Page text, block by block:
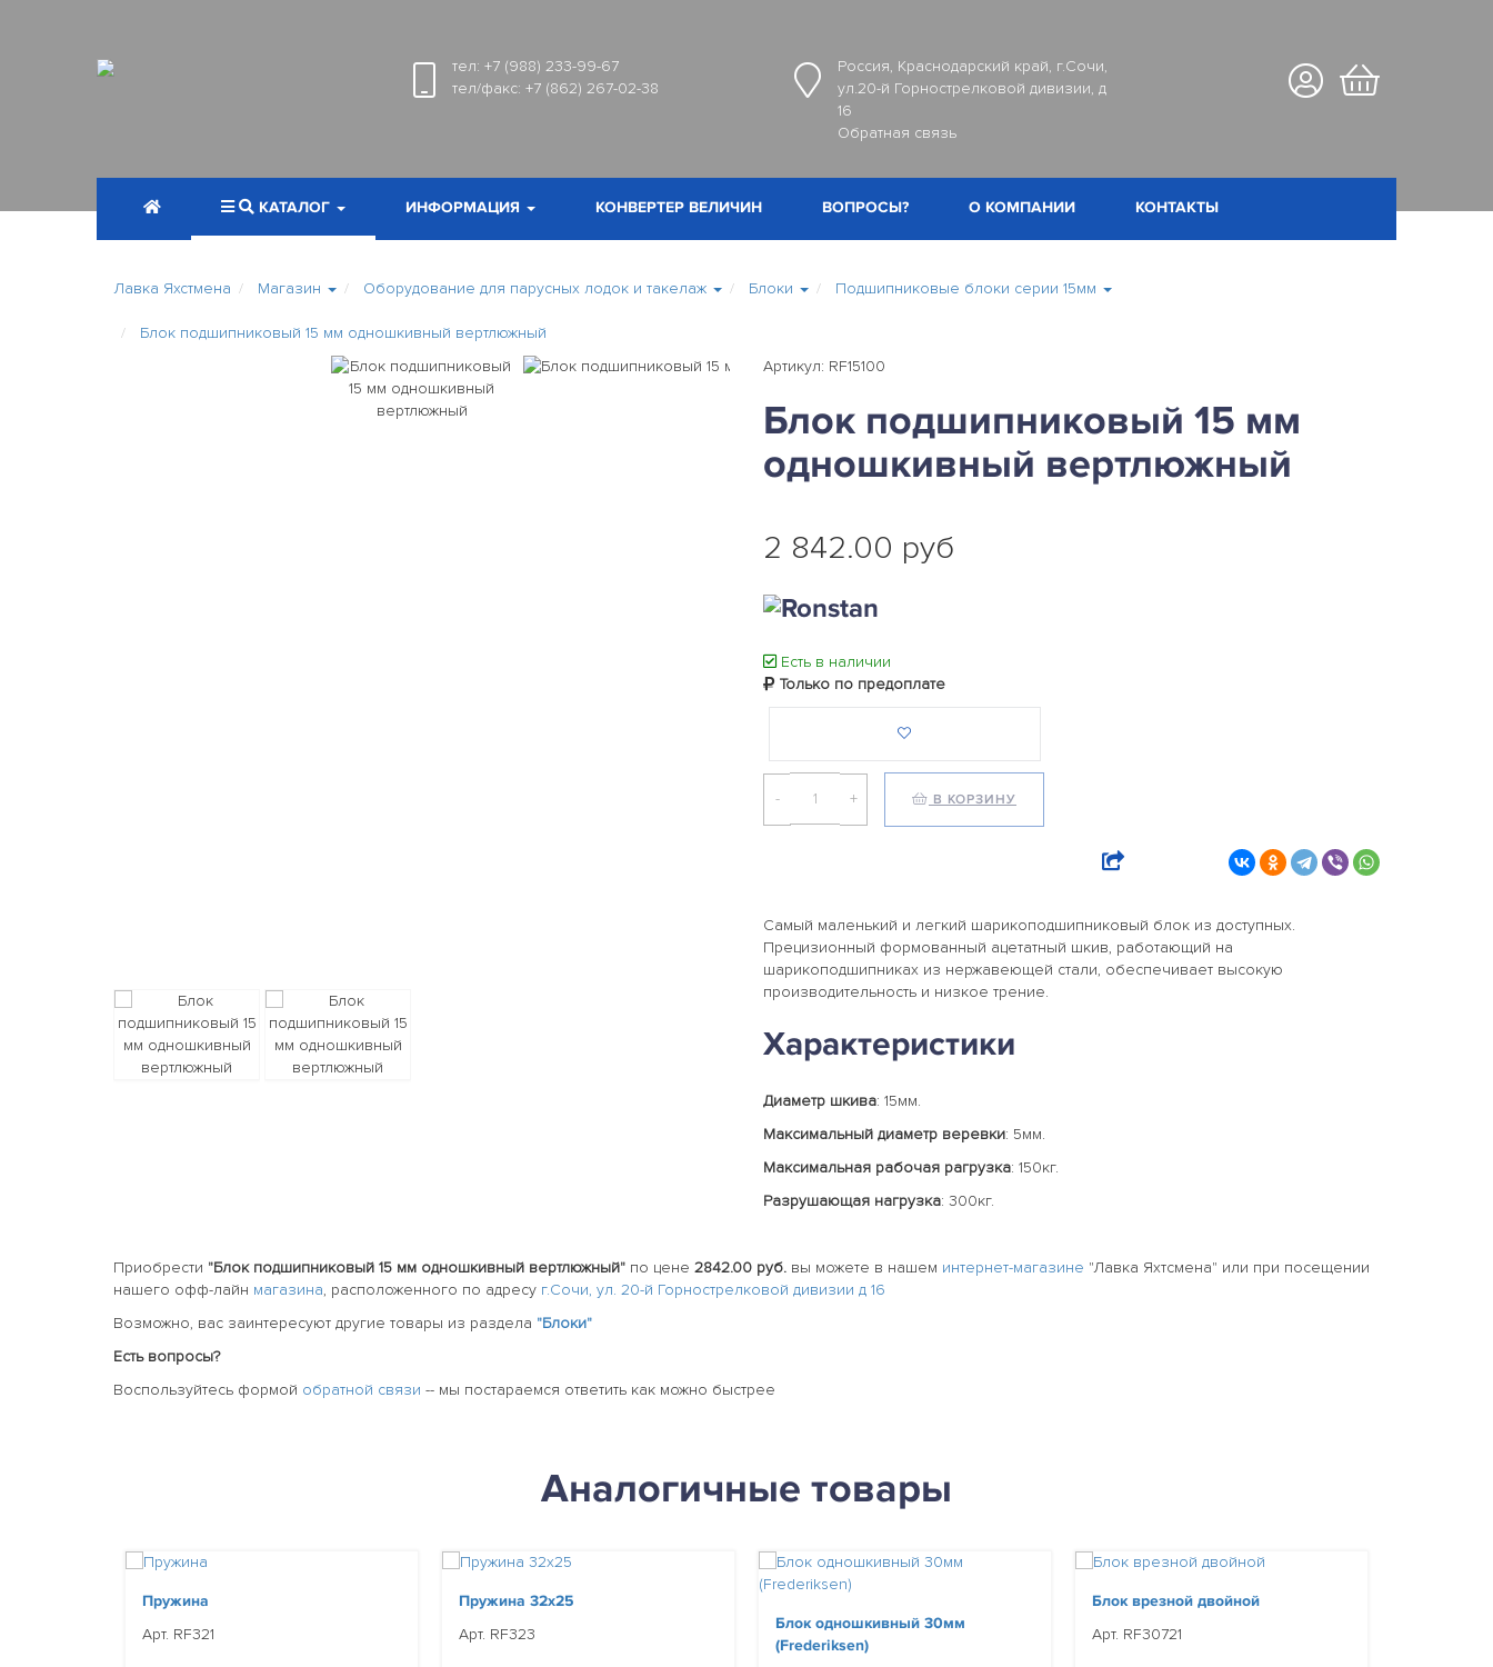
тел: +7 (988) 233-99-67
тел/факс: +7 (862) 267-02-38
Россия, Краснодарский край, г.Сочи,
ул.20-й Горнострелковой дивизии, д
16
Обратная связь
КАТАЛОГ ИНФОРМАЦИЯ КОНВЕРТЕР ВЕЛИЧИН ВОПРОСЫ? О КОМПАНИИ КОНТАКТЫ
Лавка Яхстмена Магазин Оборудование для парусных лодок и такелаж Блоки Подшипниковые блоки серии 15мм
Блок подшипниковый 15 мм одношкивный вертлюжный
Артикул: RF15100
Блок подшипниковый 15 мм
одношкивный вертлюжный
2 842.00 руб
Есть в наличии
Только по предоплате
- + В КОРЗИНУ
Самый маленький и легкий шарикоподшипниковый блок из доступных.
Прецизионный формованный ацетатный шкив, работающий на
шарикоподшипниках из нержавеющей стали, обеспечивает высокую
производительность и низкое трение.
Характеристики
Диаметр шкива: 15мм.
Максимальный диаметр веревки: 5мм.
Максимальная рабочая рагрузка: 150кг.
Разрушающая нагрузка: 300кг.
Приобрести "Блок подшипниковый 15 мм одношкивный вертлюжный" по цене 2842.00 руб. вы можете в нашем интернет-магазине "Лавка Яхтсмена" или при посещении
нашего офф-лайн магазина, расположенного по адресу г.Сочи, ул. 20-й Горнострелковой дивизии д 16
Возможно, вас заинтересуют другие товары из раздела "Блоки"
Есть вопросы?
Воспользуйтесь формой обратной связи -- мы постараемся ответить как можно быстрее
Аналогичные товары
Пружина
Арт. RF321
Пружина 32x25
Арт. RF323
Блок одношкивный 30мм
(Frederiksen)
Блок врезной двойной
Арт. RF30721